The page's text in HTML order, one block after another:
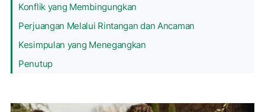
Konflik yang Membingungkan
Perjuangan Melalui Rintangan dan Ancaman
Kesimpulan yang Menegangkan
Penutup